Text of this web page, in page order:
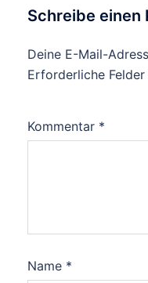
Schreibe einen
Deine E-Mail-
Erforderliche
Kommentar *
Name *